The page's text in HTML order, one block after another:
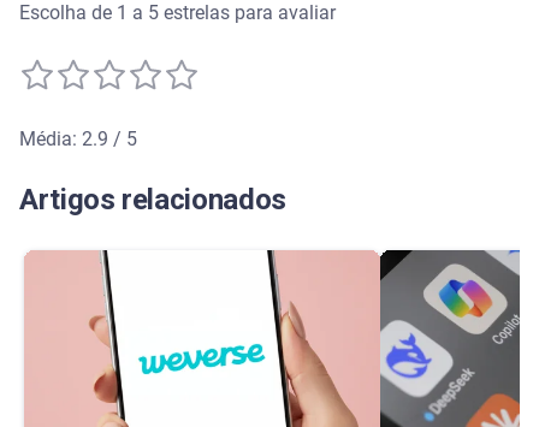
Escolha de 1 a 5 estrelas para avaliar
Média: 2.9 / 5
Artigos relacionados